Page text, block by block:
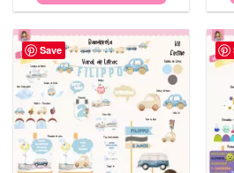
Save